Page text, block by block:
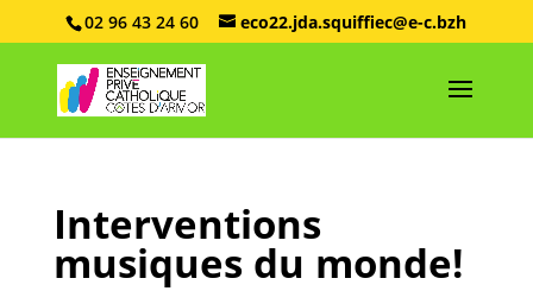
02 96 43 24 60 eco22.jda.squiffiec@e-c.bzh
Interventions
musiques du monde!